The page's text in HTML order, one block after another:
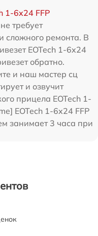
1-6x24 FFP
требует
сложного ремонта. В
EOTech 1-6x24
обратно.
и наш мастер сц
и озвучит
прицела EOTech 1-
EOTech 1-6x24 FFP
занимает 3 часа при